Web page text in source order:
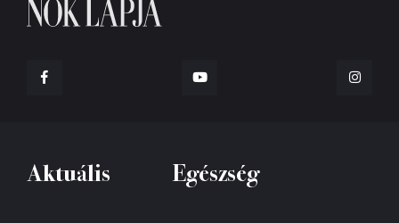
Aktuális Egészség